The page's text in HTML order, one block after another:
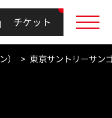
チケット
） 東京サントリーサン